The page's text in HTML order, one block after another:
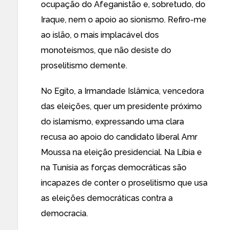
ocupação do Afeganistão e, sobretudo, do
Iraque, nem o apoio ao sionismo. Refiro-me
ao islão, o mais implacável dos
monoteísmos, que não desiste do
proselitismo demente.
No Egito, a Irmandade Islâmica, vencedora
das eleições, quer um presidente próximo
do islamismo, expressando uma clara
recusa ao apoio do candidato liberal Amr
Moussa na eleição presidencial. Na Líbia e
na Tunísia as forças democráticas são
incapazes de conter o proselitismo que usa
as eleições democráticas contra a
democracia.